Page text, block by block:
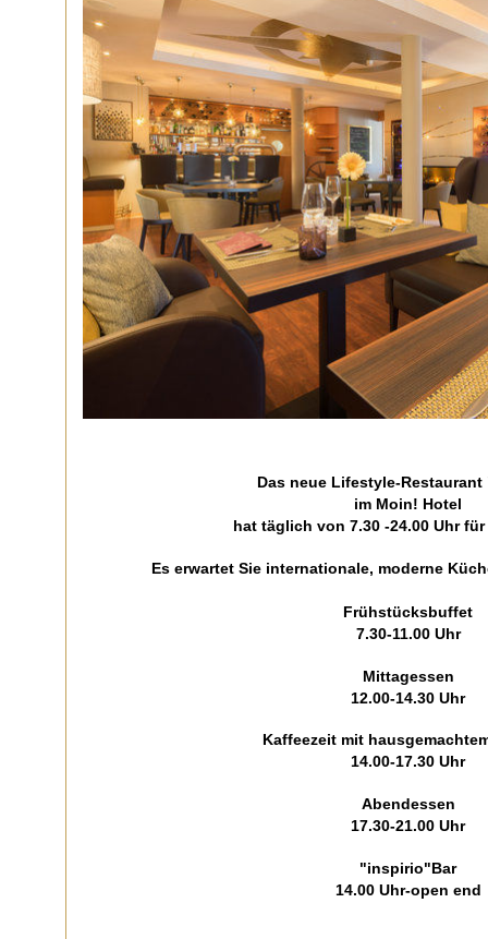
Das neue Lifestyle-
im Moin! Hotel
hat täglich von 7.30 -24.00 Uhr
Es erwartet Sie internationale, moderne
Frühstücksbuffet
7.30-11.00 Uhr
Mittagessen
12.00-14.30 Uhr
Kaffeezeit mit
14.00-17.30 Uhr
Abendessen
17.30-21.00 Uhr
"inspirio"Bar
14.00 Uhr-open end